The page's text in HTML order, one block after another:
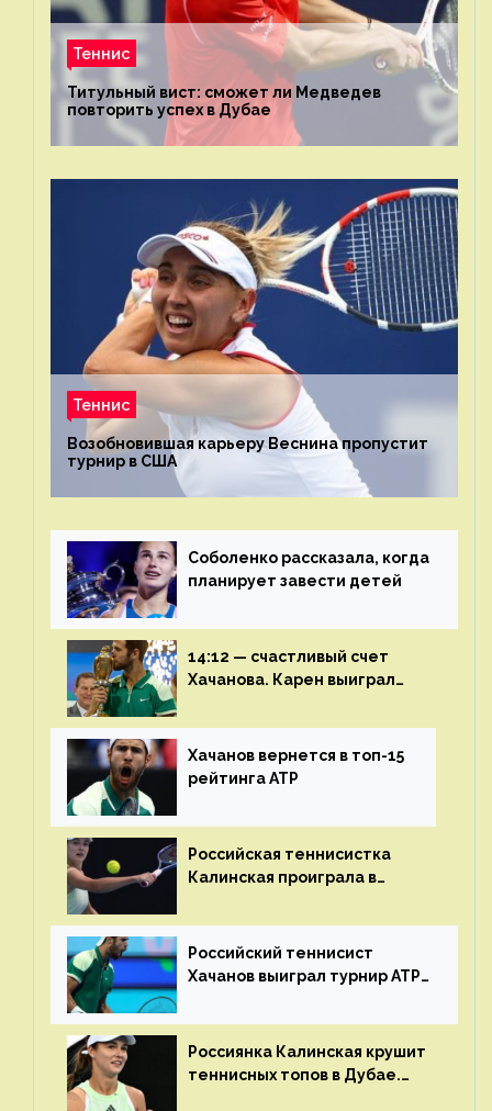
Теннис
Титульный вист: сможет ли Медведев
повторить успех в Дубае
Теннис
Возобновившая карьеру Веснина пропустит
турнир в США
Соболенко рассказала, когда
планирует завести детей
14:12 — счастливый счет
Хачанова. Карен выиграл
Хачанов вернется в топ-15
рейтинга ATP
Российская теннисистка
Калинская проиграла в
Российский теннисист
Хачанов выиграл турнир ATP
Россиянка Калинская крушит
теннисных топов в Дубае.